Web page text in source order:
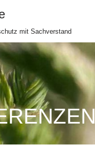
mit Sachverstand